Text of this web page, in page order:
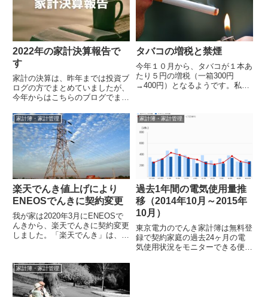
2022年の家計決算報告で
す
家計の決算は、昨年までは投資ブ
ログの方でまとめていましたが、
今年からはこちらのブログでまと
私が家計の管理をしていますが、
年に1回家...
タバコの増税と禁煙
今年１０月から、タバコが１本あ
たり５円の増税（一箱300円
→400円）となるようです。私自
を考えてい...
家計簿・家計管理
楽天でんき値上げにより
ENEOSでんきに契約変更
我が家は2020年3月にENEOSで
んきから、楽天でんきに契約変更
しました。「楽天でんき」は、基
用で...
家計簿・家計管理
過去1年間の電気使用量推
移（2014年10月～2015年
10月）
東京電力のでんき家計簿は無料登
録で契約家庭の過去24ヶ月の電
気使用状況をモニターできる便利
家計簿・家計管理